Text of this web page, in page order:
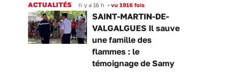
ACTUALITÉS Il y a 16 h • vu 1916 fois
SAINT-MARTIN-DE-
VALGALGUES Il sauve
une famille des
flammes : le
témoignage de Samy